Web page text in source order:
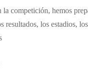
competición, hemos
resultados, los estadios,